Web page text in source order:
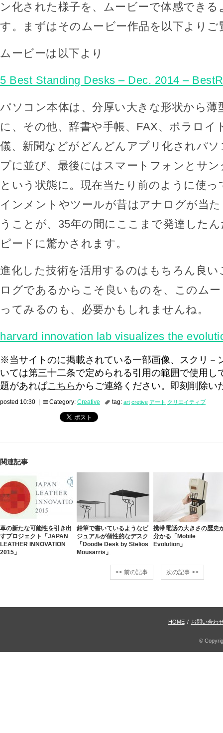
ン化された様子を、ムービーで体感でき
す。まずはそのムービー作品を以下よりご
ムービーは以下より
5 Best Standing Desks – Dec. 2014 –
パソコン本体は、分厚い大きな形状から薄
に、その他、辞書や手帳、FAX、ポラロイ
儀、新聞などがどんどんアプリ化されパ
プに並び、最後にはスマートフォンとサ
という状態に。現在当たり前のように使
インメントやツールが昔はアナログが当
うことが、35年の間にここまで発達した
ピードに驚かされます。
進化した技術を活用するのはもちろん良
ログであるからこそ良いものを、このム
ってみるのも、必要かもしれませんね。
harvard innovation lab visualizes the
※当サイトのに掲載されている一部画像、スクリ－
いては第三十二条で定められる引用の範囲で使用し
題があればこちらからご連絡ください。即刻削除い
posted 10:30 | Category: Creative tag: art cretive アート クリエイティブ
関連記事
革の新たな可能性を引き出
すプロジェクト「JAPAN
LEATHER INNOVATION
2015」
鉛筆で書いているようなビ
ジュアルが個性的なデスク
「Doodle Desk by Stelios
Mousarris」
携帯電話の大きさの歴史
分かる「Mobile
Evolution」
<< 前の記事 次の記事 >>
HOME / お問い合わ
©